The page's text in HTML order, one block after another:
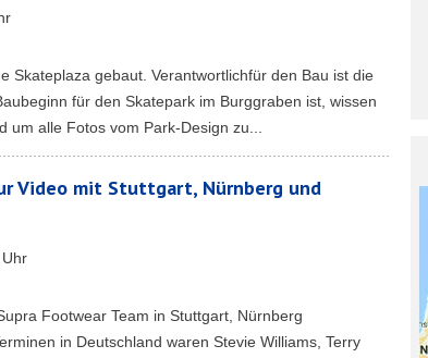
Skateplaza gebaut. Verantwortlichfür den Bau ist die
für den Skatepark im Burggraben ist, wissen
um alle Fotos vom Park-Design zu...
Video mit Stuttgart, Nürnberg und
Footwear Team in Stuttgart, Nürnberg
in Deutschland waren Stevie Williams, Terry